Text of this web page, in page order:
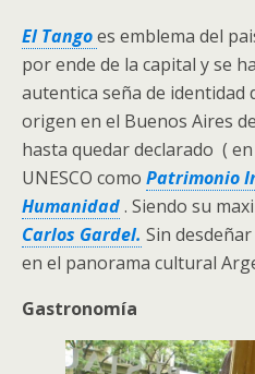
El Tangoes emblema del
por ende de la capital y se
autentica seña de
origen en el Buenos Aires
hasta quedar declarado (
UNESCO como Patrimonio
Humanidad. Siendo su
Carlos Gardel. Sin
en el panorama cultural
Gastronomía